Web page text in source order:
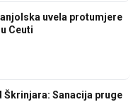
uvela protumjere
Ceuti
Škrinjara: Sanacija pruge